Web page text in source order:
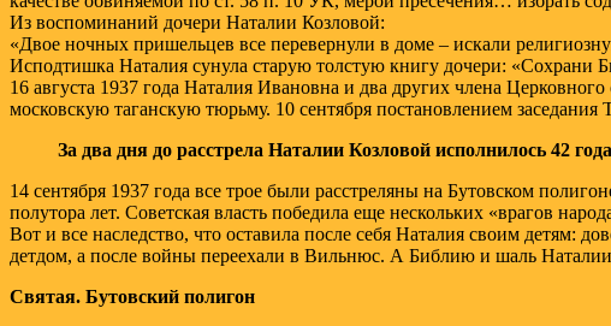
Из воспоминаний дочери Наталии Козловой:
«Двое ночных пришельцев все перевернули в доме – искали
Исподтишка Наталия сунула старую толстую книгу дочери: «Сохрани
16 августа 1937 года Наталия Ивановна и два других члена
московскую таганскую тюрьму. 10 сентября постановлением
За два дня до расстрела Наталии Козловой исполнилось 42
14 сентября 1937 года все трое были расстреляны на Бутовском
полутора лет. Советская власть победила еще нескольких «врагов
Вот и все наследство, что оставила после себя Наталия своим детям:
детдом, а после войны переехали в Вильнюс. А Библию и шаль
Святая. Бутовский полигон